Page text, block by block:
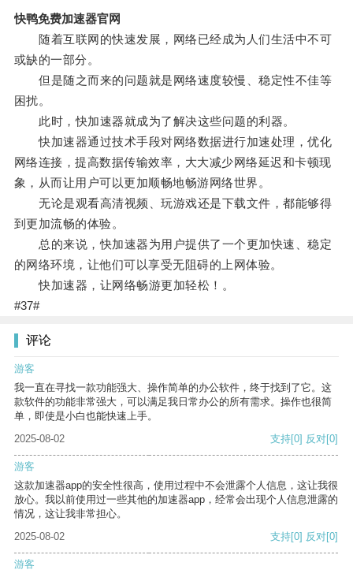
快鸭免费加速器官网
随着互联网的快速发展，网络已经成为人们生活中不可
或缺的一部分。
但是随之而来的问题就是网络速度较慢、稳定性不佳等
困扰。
此时，快加速器就成为了解决这些问题的利器。
快加速器通过技术手段对网络数据进行加速处理，优化
网络连接，提高数据传输效率，大大减少网络延迟和卡顿现
象，从而让用户可以更加顺畅地畅游网络世界。
无论是观看高清视频、玩游戏还是下载文件，都能够得
到更加流畅的体验。
总的来说，快加速器为用户提供了一个更加快速、稳定
的网络环境，让他们可以享受无阻碍的上网体验。
快加速器，让网络畅游更加轻松！。
#37#
评论
游客
我一直在寻找一款功能强大、操作简单的办公软件，终于找到了它。这
款软件的功能非常强大，可以满足我日常办公的所有需求。操作也很简
单，即使是小白也能快速上手。
2025-08-02
支持[0] 反对[0]
游客
这款加速器app的安全性很高，使用过程中不会泄露个人信息，这让我很
放心。我以前使用过一些其他的加速器app，经常会出现个人信息泄露的
情况，这让我非常担心。
2025-08-02
支持[0] 反对[0]
游客